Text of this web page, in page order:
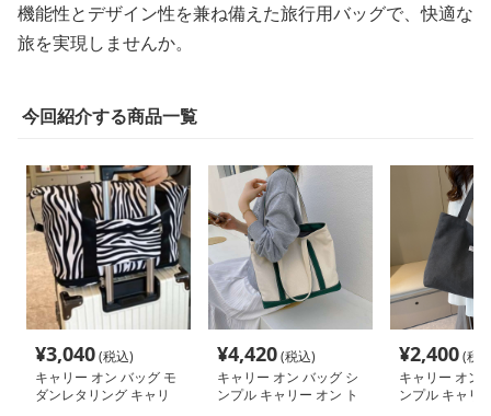
機能性とデザイン性を兼ね備えた旅行用バッグで、快適な
旅を実現しませんか。
今回紹介する商品一覧
¥3,040(税込)
キャリー オン バッグ モ
ダンレタリング キャリ
¥4,420(税込)
キャリー オン バッグ シ
ンプル キャリー オン ト
¥2,400(税
キャリー オン
ンプル キャリ